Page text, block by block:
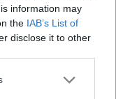
information may
the IAB’s List of
disclose it to other